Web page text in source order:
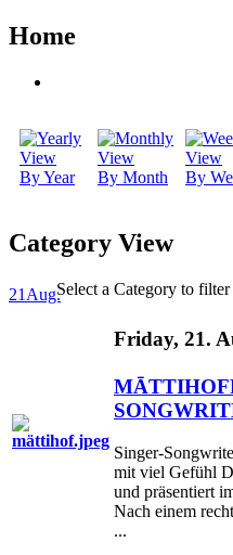
Home
By Year By Month By
Category View
Select a Category to filter
21 Aug.
Friday, 21.
Singer-
mit viel Gefühl
und präsentiert
Nach einem
...